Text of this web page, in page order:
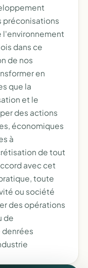
préconisations
l'environnement
dans ce
de nos
en
que la
et le
des actions
économiques
à
de tout
avec cet
toute
ou société
des opérations
de